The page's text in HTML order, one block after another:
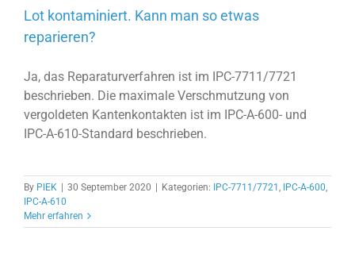
Lot kontaminiert. Kann man so etwas
reparieren?
Ja, das Reparaturverfahren ist im IPC-7711/7721
beschrieben. Die maximale Verschmutzung von
vergoldeten Kantenkontakten ist im IPC-A-600- und
IPC-A-610-Standard beschrieben.
By PIEK | 30 September 2020 | Kategorien: IPC-7711/7721 IPC-A-600
IPC-A-610
Mehr erfahren